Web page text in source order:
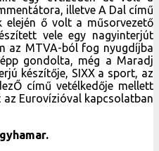
illetve A Dal című
elején ő volt a műsorvezető
vele egy nagyinterjút
az MTVA-ból fog nyugdíjba
gondolta, még a Maradj
készítője, SIXX a sport, az
című vetélkedője mellett
az Eurovízióval kapcsolatban